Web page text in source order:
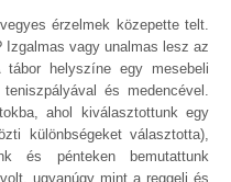
érzelmek közepette telt.
Izgalmas vagy unalmas lesz az
helyszíne egy mesebeli
és medencével.
ahol kiválasztottunk egy
különbségeket választotta),
és pénteken bemutattunk
ugyanúgy mint a reggeli és